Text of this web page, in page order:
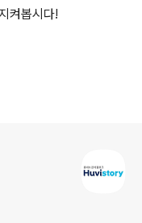
켜봅시다!